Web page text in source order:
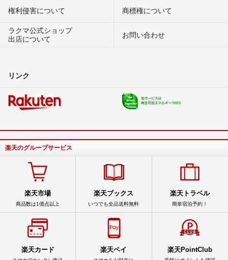
権利侵害について
商標権について
ラクマ公式ショップ
出店について
お問い合わせ
リンク
楽天のグループサービス
楽天市場
商品数は1億点以上
楽天ブックス
いつでも全品送料無料
楽天トラベル
簡単宿泊予約！
楽天カード 楽天ペイ 楽天PointClub